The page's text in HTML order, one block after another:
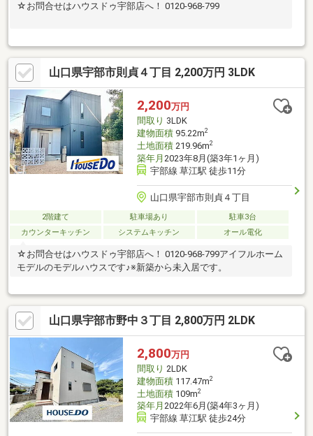
☆お問合せはハウスドゥ宇部店へ！ 0120-968-799
山口県宇部市則貞４丁目 2,200万円 3LDK
2,200万円
間取り 3LDK
建物面積95.22m2
土地面積219.96m2
築年月 2023年8月(築3年1ヶ月)
宇部線 草江駅 徒歩11分
山口県宇部市則貞４丁目
2階建て 駐車場あり
駐車3台
カウンターキッチン
システムキッチン オール電化
☆お問合せはハウスドゥ宇部店へ！ 0120-968-799アイフルホーム
モデルのモデルハウスです♪※新築から未入居です。
山口県宇部市野中３丁目 2,800万円 2LDK
2,800万円
間取り 2LDK
建物面積117.47m2
土地面積109m2
築年月 2022年6月(築4年3ヶ月)
宇部線 草江駅 徒歩24分